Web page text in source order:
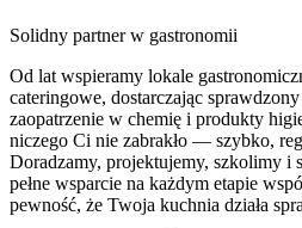
Solidny partner w gastronomii
Od lat wspieramy lokale
cateringowe, dostarczając
zaopatrzenie w chemię i produkty
niczego Ci nie zabrakło — szybko,
Doradzamy, projektujemy, szkolimy i
pełne wsparcie na każdym etapie
pewność, że Twoja kuchnia działa